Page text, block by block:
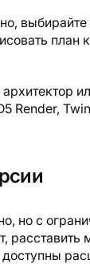
план
Render,
но с
расставить